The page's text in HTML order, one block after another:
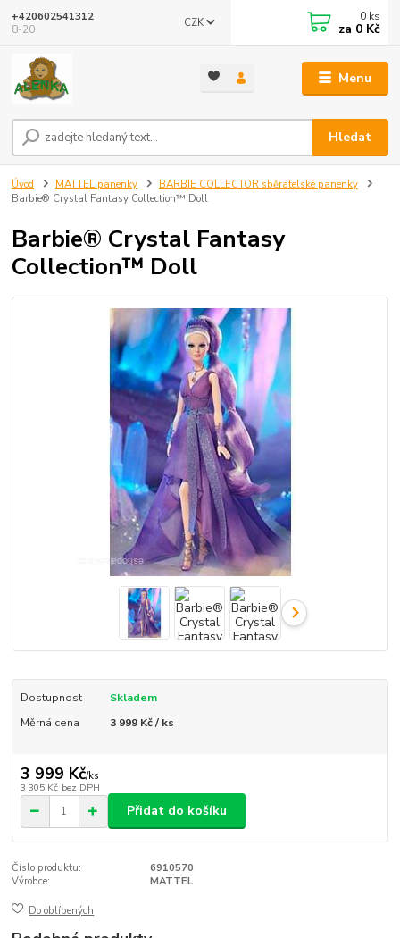
Menu
CZK
Hledat
+420602541312
8-20
0 ks
za 0 Kč
Úvod MATTEL panenky
BARBIE COLLECTOR sběratelské panenky
Barbie® Crystal Fantasy Collection™ Doll
Barbie® Crystal Fantasy
Collection™ Doll
Dostupnost
Skladem
Měrná cena
3 999 Kč / ks
3 999 Kč/ks
3 305 Kč bez DPH
Přidat do košíku
Číslo produktu:
6910570
Výrobce:
MATTEL
Do oblíbených